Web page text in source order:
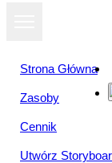
Strona Główna
Zasoby
Cennik
Utwórz